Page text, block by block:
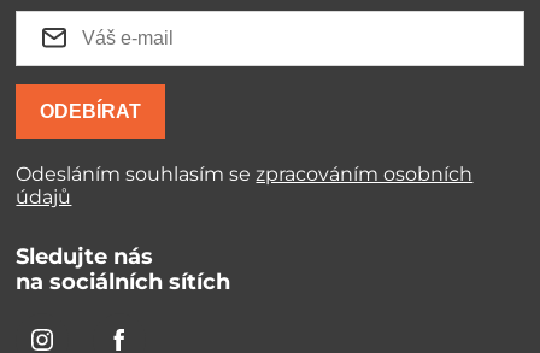
ODEBÍRAT
Odesláním souhlasím sezpracováním osobních
údajů
Sledujte nás
na sociálních sítích